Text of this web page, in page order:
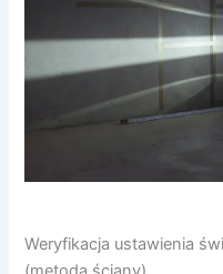
Weryfikacja ustawienia